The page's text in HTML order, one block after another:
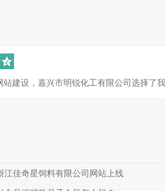
站建设，嘉兴市明锐化工有限公司选择了
江佳奇星饲料有限公司网站上线